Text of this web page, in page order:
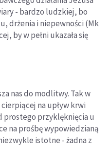
- bardzo ludzkiej, bo
drżenia i niepewności (Mk
by w pełni ukazała się
nas do modlitwy. Tak w
na upływ krwi
prostego przyklęknięcia u
na prośbę wypowiedzianą
istotne - żadna z